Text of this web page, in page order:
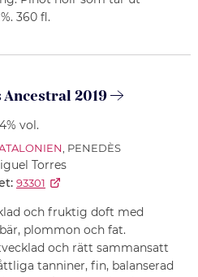
360 fl.
2019
vol.
, PENEDÈS
Torres
93301
och fruktig doft med
plommon och fat.
och rätt sammansatt
tanniner, fin, balanserad